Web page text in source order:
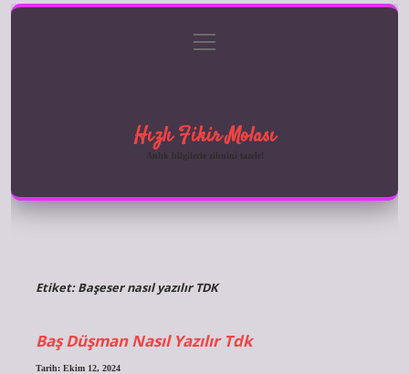
Gizlilik Politikası
menüyü
aç
Hızlı Fikir Molası
Anlık bilgilerle zihnini tazele!
Etiket:Başeser nasıl yazılır TDK
Baş Düşman Nasıl Yazılır Tdk
Tarih: Ekim 12, 2024